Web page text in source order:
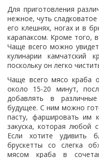
Для приготовления
нежное, чуть
его клешнях, ногах и в
карапаксом. Кроме того,
Чаще всего можно
кулинарии
поскольку он легко
Чаще всего мясо краба
около 15-20 минут,
добавлять в
будущее. С ним можно
пасту, фаршировать им
закуска, которая любой
Если хотите удивить
брускетты со слегка
мясом краба в